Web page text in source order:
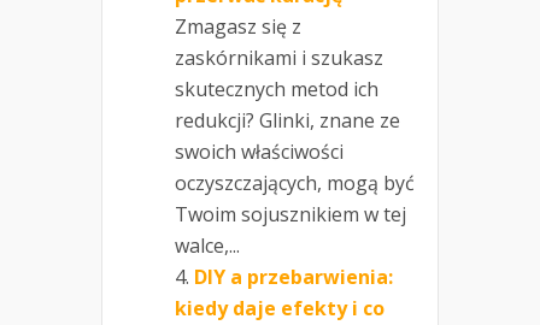
Zmagasz się z
zaskórnikami i szukasz
skutecznych metod ich
redukcji? Glinki, znane ze
swoich właściwości
oczyszczających, mogą być
Twoim sojusznikiem w tej
walce,...
DIY a przebarwienia:
kiedy daje efekty i co